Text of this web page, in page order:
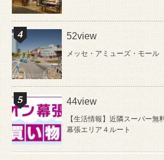
52view
メッセ・アミューズ・モール
44view
【生活情報】近隣スーパー
幕張エリア４ルート